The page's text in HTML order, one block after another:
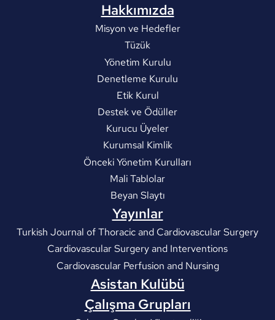
Hakkımızda
Misyon ve Hedefler
Tüzük
Yönetim Kurulu
Denetleme Kurulu
Etik Kurul
Destek ve Ödüller
Kurucu Üyeler
Kurumsal Kimlik
Önceki Yönetim Kurulları
Mali Tablolar
Beyan Slaytı
Yayınlar
Turkish Journal of Thoracic and Cardiovascular Surgery
Cardiovascular Surgery and Interventions
Cardiovascular Perfusion and Nursing
Asistan Kulübü
Çalışma Grupları